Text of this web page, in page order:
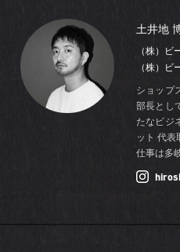
土井地
（株）
（株）
ショップ
部長とし
たなビジ
ット 代
仕事は多